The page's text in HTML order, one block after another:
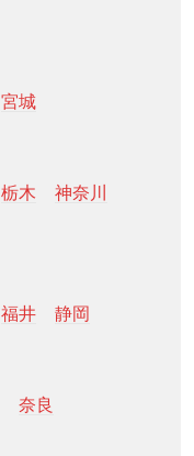
宮城
栃木
神奈川
福井 静岡
奈良